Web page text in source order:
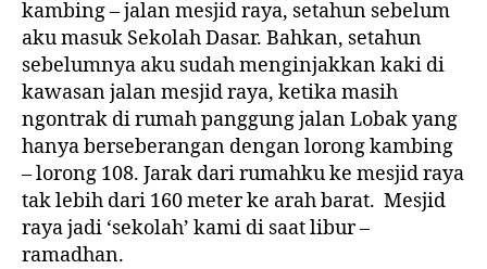
kambing – jalan mesjid raya, setahun sebelum
aku masuk Sekolah Dasar. Bahkan, setahun
sebelumnya aku sudah menginjakkan kaki di
kawasan jalan mesjid raya, ketika masih
ngontrak di rumah panggung jalan Lobak yang
hanya berseberangan dengan lorong kambing
– lorong 108. Jarak dari rumahku ke mesjid raya
tak lebih dari 160 meter ke arah barat. Mesjid
raya jadi ‘sekolah’ kami di saat libur –
ramadhan.